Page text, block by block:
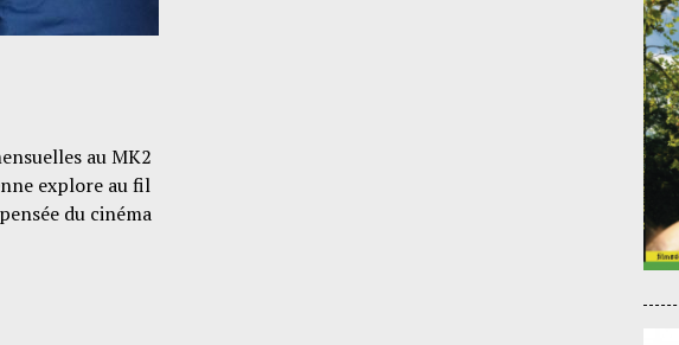
au MK2
explore au fil
du cinéma